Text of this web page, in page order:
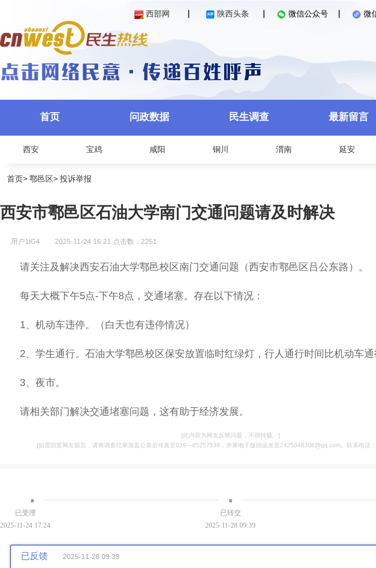
西部网 陕西头条 微信公众号 微
首页 问政数据 民生调查 最新留言
西安 宝鸡 咸阳 铜川 渭南 延安
首页> 鄠邑区> 投诉举报
西安市鄠邑区石油大学南门交通问题请及时解决
用户1lG4 2025-11-24 16:21 点击数： 2251
请关注及解决西安石油大学鄠邑校区南门交通问题（西安市鄠邑区吕公东路）。
每天大概下午5点-下午8点，交通堵塞。存在以下情况：
1、机动车违停。（白天也有违停情况）
2、学生通行。石油大学鄠邑校区保安放置临时红绿灯，行人通行时间比机动车通
3、夜市。
请相关部门解决交通堵塞问题，这有助于经济发展。
[此内容为网友反映问题，不得转载。]
[如需回复网友留言，请将调查结果加盖公章后传真至029—85257538，并将电子版回函发至2425048306@qq.com。联系电话
· ·
已受理
2025-11-24 17:24
已转交
2025-11-28 09:39
已反馈 2025-11-28 09:39